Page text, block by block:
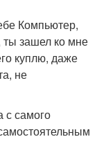
Компьютер,
ты зашел ко мне
куплю, даже
не
с самого